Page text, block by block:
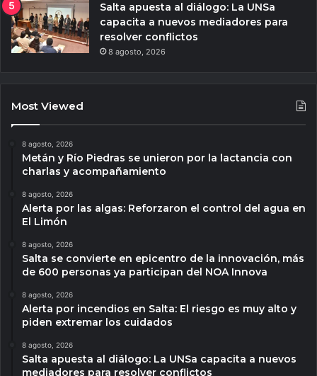
Salta apuesta al diálogo: La UNSa
capacita a nuevos mediadores para
resolver conflictos
8 agosto, 2026
Most Viewed
8 agosto, 2026
Metán y Río Piedras se unieron por la lactancia con
charlas y acompañamiento
8 agosto, 2026
Alerta por las algas: Reforzaron el control del agua en
El Limón
8 agosto, 2026
Salta se convierte en epicentro de la innovación, más
de 600 personas ya participan del NOA Innova
8 agosto, 2026
Alerta por incendios en Salta: El riesgo es muy alto y
piden extremar los cuidados
8 agosto, 2026
Salta apuesta al diálogo: La UNSa capacita a nuevos
mediadores para resolver conflictos